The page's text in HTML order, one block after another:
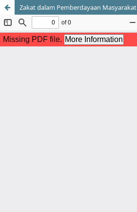
Zakat dalam Pemberdayaan Masyarakat